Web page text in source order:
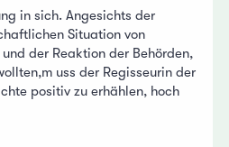
in sich. Angesichts der
Situation von
der Reaktion der Behörden,
uss der Regisseurin der
positiv zu erhählen, hoch